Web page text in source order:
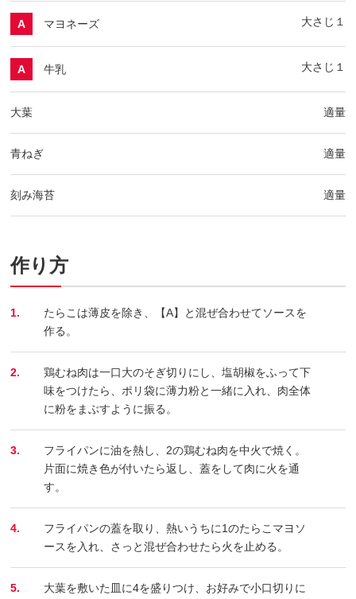
A マヨネーズ 大さじ１
A 牛乳 大さじ１
大葉 適量
青ねぎ 適量
刻み海苔 適量
作り方
1.
たらこは薄皮を除き、【A】と混ぜ合わせてソースを
作る。
2.
鶏むね肉は一口大のそぎ切りにし、塩胡椒をふって下
味をつけたら、ポリ袋に薄力粉と一緒に入れ、肉全体
に粉をまぶすように振る。
3.
フライパンに油を熱し、2の鶏むね肉を中火で焼く。
片面に焼き色が付いたら返し、蓋をして肉に火を通
す。
4.
フライパンの蓋を取り、熱いうちに1のたらこマヨソ
ースを入れ、さっと混ぜ合わせたら火を止める。
5.
大葉を敷いた皿に4を盛りつけ、お好みで小口切りに